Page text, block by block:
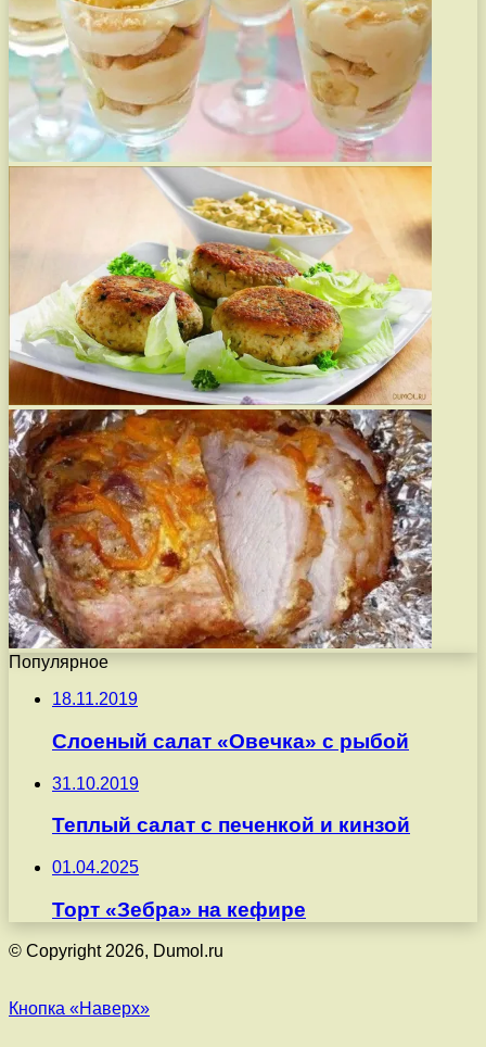
Популярное
18.11.2019
Слоеный салат «Овечка» с рыбой
31.10.2019
Теплый салат с печенкой и кинзой
01.04.2025
Торт «Зебра» на кефире
© Copyright 2026, Dumol.ru
Кнопка «Наверх»